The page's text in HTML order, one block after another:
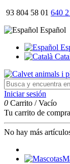
93 804 58 01 640
Español
Iniciar sesión
0 Carrito /Vacío
Tu carrito de compra
No hay más